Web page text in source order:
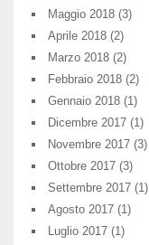
Maggio 2018 (3)
Aprile 2018 (2)
Marzo 2018 (2)
Febbraio 2018 (2)
Gennaio 2018 (1)
Dicembre 2017 (1)
Novembre 2017 (3)
Ottobre 2017 (3)
Settembre 2017 (1)
Agosto 2017 (1)
Luglio 2017 (1)